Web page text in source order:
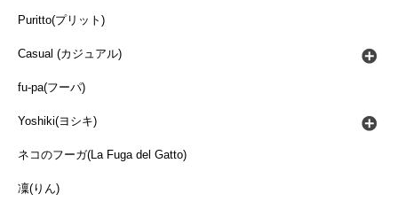
Puritto(プリット)
Casual (カジュアル)
fu-pa(フーパ)
Yoshiki(ヨシキ)
ネコのフーガ(La Fuga del Gatto)
凜(りん)